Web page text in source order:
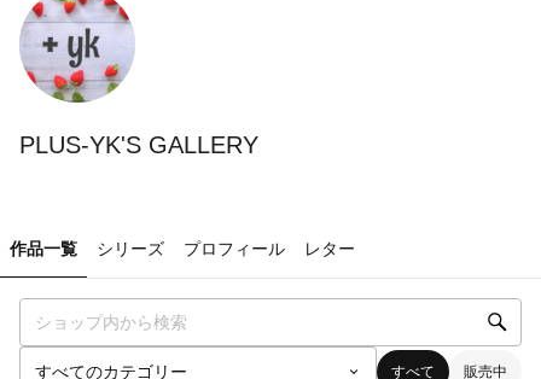
PLUS-YK'S GALLERY
作品一覧 シリーズ プロフィール レター
すべて 販売中